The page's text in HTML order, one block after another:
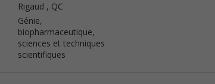
Rigaud , QC
Génie,
biopharmaceutique,
sciences et techniques
scientifiques